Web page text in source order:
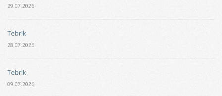
29.07.2026
Tebrik
28.07.2026
Tebrik
09.07.2026